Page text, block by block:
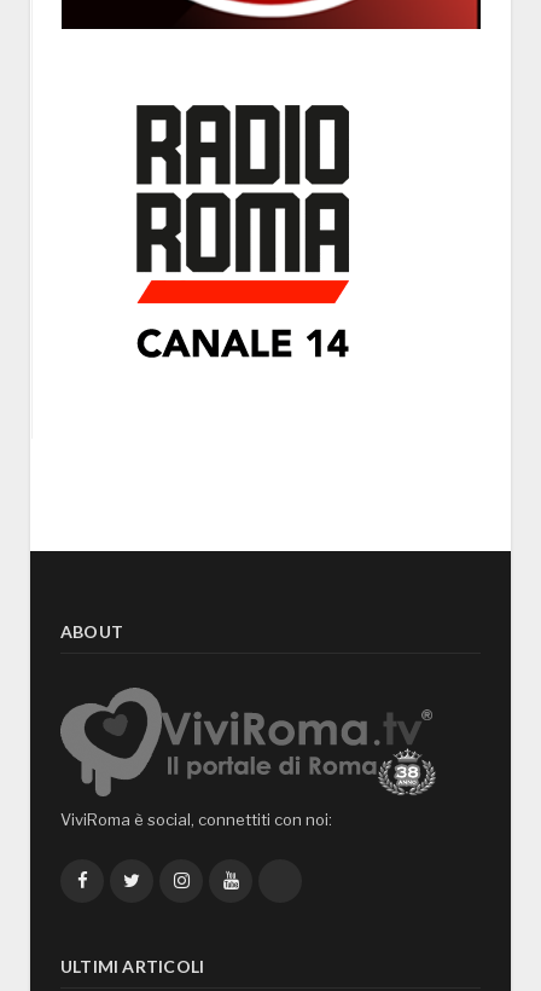
ABOUT
ViviRoma è social, connettiti con noi:
FacebookTwitterInstagramYouTube
ULTIMI ARTICOLI